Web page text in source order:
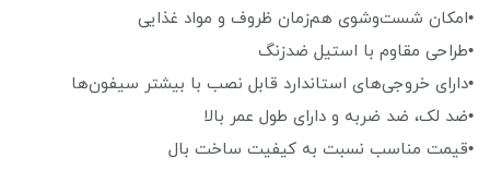
•امکان شست‌وشوی هم‌زمان ظروف و مواد غذایی
•طراحی مقاوم با استیل ضدزنگ
•دارای خروجی‌های استاندارد قابل نصب با بیشتر سیفون‌ها
•ضد لک، ضد ضربه و دارای طول عمر بالا
•قیمت مناسب نسبت به کیفیت ساخت بال